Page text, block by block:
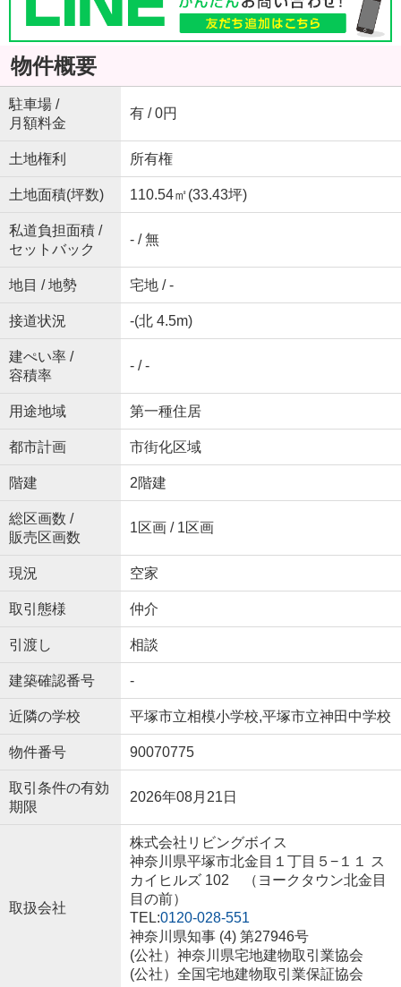
物件概要
駐車場 /
月額料金
有 / 0円
土地権利 所有権
土地面積(坪数) 110.54㎡(33.43坪)
私道負担面積 /
セットバック
- / 無
地目 / 地勢 宅地 / -
接道状況 -(北 4.5m)
建ぺい率 /
容積率
- / -
用途地域 第一種住居
都市計画 市街化区域
階建 2階建
総区画数 /
販売区画数
1区画 / 1区画
現況 空家
取引態様 仲介
引渡し 相談
建築確認番号 -
近隣の学校 平塚市立相模小学校,平塚市立神田中学校
物件番号 90070775
取引条件の有効
期限
2026年08月21日
取扱会社
株式会社リビングボイス
神奈川県平塚市北金目１丁目５−１１ ス
カイヒルズ 102 （ヨークタウン北金目
目の前）
TEL:0120-028-551
神奈川県知事 (4) 第27946号
(公社）神奈川県宅地建物取引業協会
(公社）全国宅地建物取引業保証協会